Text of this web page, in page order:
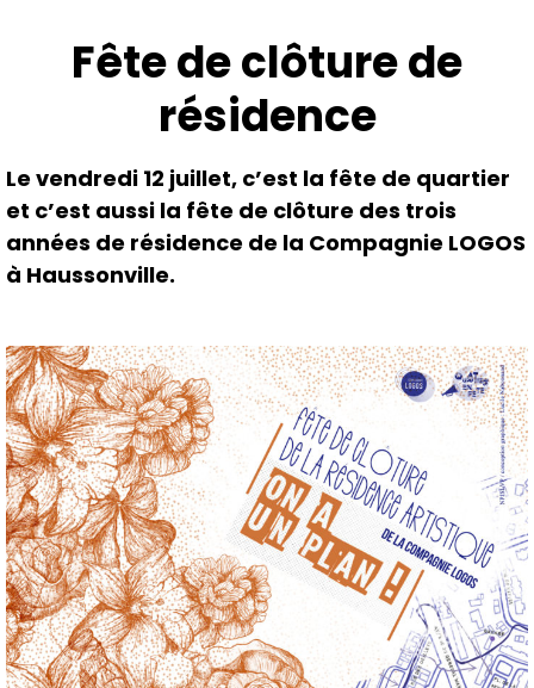
au
contenu
Fête de clôture de
résidence
Le vendredi 12 juillet, c’est la fête de quartier
et c’est aussi la fête de clôture des trois
années de résidence de la Compagnie LOGOS
à Haussonville.